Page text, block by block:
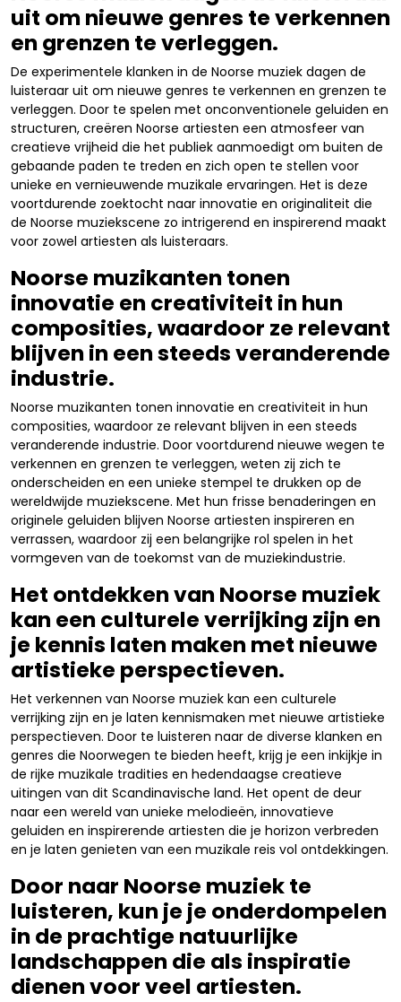
uit om nieuwe genres te verkennen
en grenzen te verleggen.
De experimentele klanken in de Noorse muziek dagen de
luisteraar uit om nieuwe genres te verkennen en grenzen te
verleggen. Door te spelen met onconventionele geluiden en
structuren, creëren Noorse artiesten een atmosfeer van
creatieve vrijheid die het publiek aanmoedigt om buiten de
gebaande paden te treden en zich open te stellen voor
unieke en vernieuwende muzikale ervaringen. Het is deze
voortdurende zoektocht naar innovatie en originaliteit die
de Noorse muziekscene zo intrigerend en inspirerend maakt
voor zowel artiesten als luisteraars.
Noorse muzikanten tonen
innovatie en creativiteit in hun
composities, waardoor ze relevant
blijven in een steeds veranderende
industrie.
Noorse muzikanten tonen innovatie en creativiteit in hun
composities, waardoor ze relevant blijven in een steeds
veranderende industrie. Door voortdurend nieuwe wegen te
verkennen en grenzen te verleggen, weten zij zich te
onderscheiden en een unieke stempel te drukken op de
wereldwijde muziekscene. Met hun frisse benaderingen en
originele geluiden blijven Noorse artiesten inspireren en
verrassen, waardoor zij een belangrijke rol spelen in het
vormgeven van de toekomst van de muziekindustrie.
Het ontdekken van Noorse muziek
kan een culturele verrijking zijn en
je kennis laten maken met nieuwe
artistieke perspectieven.
Het verkennen van Noorse muziek kan een culturele
verrijking zijn en je laten kennismaken met nieuwe artistieke
perspectieven. Door te luisteren naar de diverse klanken en
genres die Noorwegen te bieden heeft, krijg je een inkijkje in
de rijke muzikale tradities en hedendaagse creatieve
uitingen van dit Scandinavische land. Het opent de deur
naar een wereld van unieke melodieën, innovatieve
geluiden en inspirerende artiesten die je horizon verbreden
en je laten genieten van een muzikale reis vol ontdekkingen.
Door naar Noorse muziek te
luisteren, kun je je onderdompelen
in de prachtige natuurlijke
landschappen die als inspiratie
dienen voor veel artiesten.